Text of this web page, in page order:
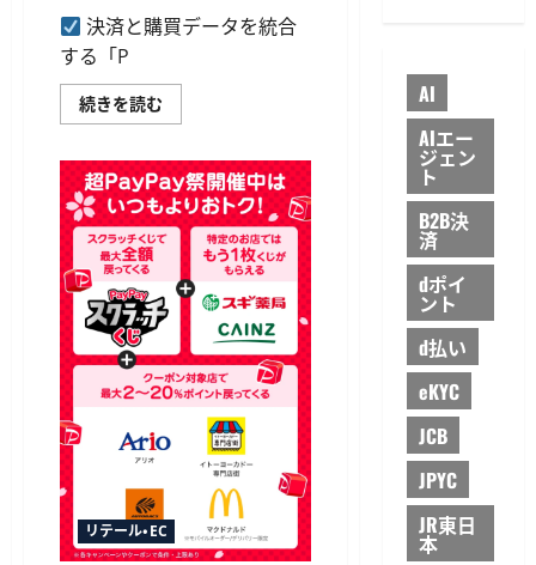
施
へ
い
さ
読
む
決済と購買データを統合
する「P
続きを読む
ラ
ク
シ
ョ
ン・
メ
ア・
ネ
ッ
ワ
ー
ク
ス
「PFM」
構
へ、
済
を
経
リテール・EC
AI
AIエー
ジェン
ト
B2B決
済
dポイ
ント
d払い
eKYC
JCB
JPYC
JR東日
本